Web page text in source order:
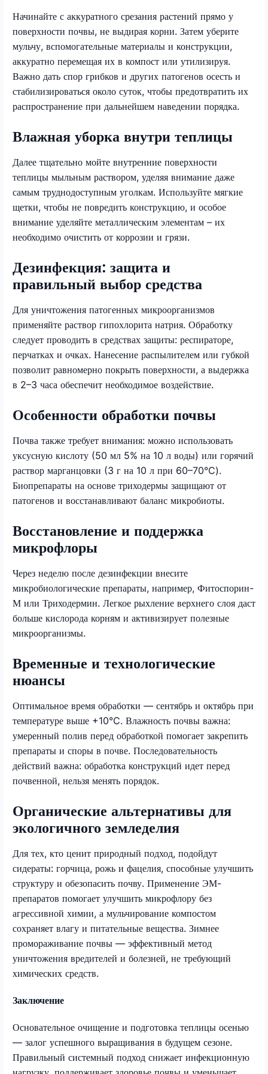
Начинайте с аккуратного срезания растений прямо у
поверхности почвы, не выдирая корни. Затем уберите
мульчу, вспомогательные материалы и конструкции,
аккуратно перемещая их в компост или утилизируя.
Важно дать спор грибков и других патогенов осесть и
стабилизироваться около суток, чтобы предотвратить их
распространение при дальнейшем наведении порядка.
Влажная уборка внутри теплицы
Далее тщательно мойте внутренние поверхности
теплицы мыльным раствором, уделяя внимание даже
самым труднодоступным уголкам. Используйте мягкие
щетки, чтобы не повредить конструкцию, и особое
внимание уделяйте металлическим элементам – их
необходимо очистить от коррозии и грязи.
Дезинфекция: защита и
правильный выбор средства
Для уничтожения патогенных микроорганизмов
применяйте раствор гипохлорита натрия. Обработку
следует проводить в средствах защиты: респираторе,
перчатках и очках. Нанесение распылителем или губкой
позволит равномерно покрыть поверхности, а выдержка
в 2–3 часа обеспечит необходимое воздействие.
Особенности обработки почвы
Почва также требует внимания: можно использовать
уксусную кислоту (50 мл 5% на 10 л воды) или горячий
раствор марганцовки (3 г на 10 л при 60–70°C).
Биопрепараты на основе триходермы защищают от
патогенов и восстанавливают баланс микробиоты.
Восстановление и поддержка
микрофлоры
Через неделю после дезинфекции внесите
микробиологические препараты, например, Фитоспорин-
М или Триходермин. Легкое рыхление верхнего слоя даст
больше кислорода корням и активизирует полезные
микроорганизмы.
Временные и технологические
нюансы
Оптимальное время обработки — сентябрь и октябрь при
температуре выше +10°C. Влажность почвы важна:
умеренный полив перед обработкой помогает закрепить
препараты и споры в почве. Последовательность
действий важна: обработка конструкций идет перед
почвенной, нельзя менять порядок.
Органические альтернативы для
экологичного земледелия
Для тех, кто ценит природный подход, подойдут
сидераты: горчица, рожь и фацелия, способные улучшить
структуру и обезопасить почву. Применение ЭМ-
препаратов помогает улучшить микрофлору без
агрессивной химии, а мульчирование компостом
сохраняет влагу и питательные вещества. Зимнее
промораживание почвы — эффективный метод
уничтожения вредителей и болезней, не требующий
химических средств.
Заключение
Основательное очищение и подготовка теплицы осенью
— залог успешного выращивания в будущем сезоне.
Правильный системный подход снижает инфекционную